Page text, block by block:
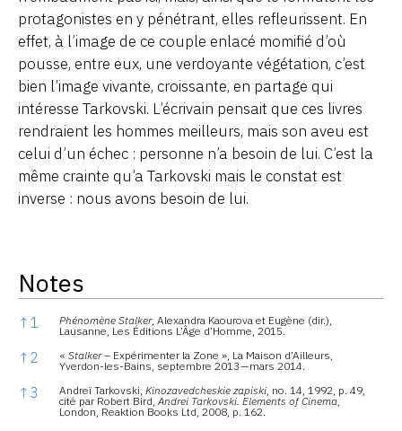
protagonistes en y pénétrant, elles refleurissent. En
effet, à l’image de ce couple enlacé momifié d’où
pousse, entre eux, une verdoyante végétation, c’est
bien l’image vivante, croissante, en partage qui
intéresse Tarkovski. L’écrivain pensait que ces livres
rendraient les hommes meilleurs, mais son aveu est
celui d’un échec : personne n’a besoin de lui. C’est la
même crainte qu’a Tarkovski mais le constat est
inverse : nous avons besoin de lui.
Notes
Notes
↑ 1 Phénomène Stalker, Alexandra Kaourova et Eugène (dir.),
Lausanne, Les Éditions L’Âge d’Homme, 2015.
↑ 2 « Stalker– Expérimenter la Zone », La Maison d’Ailleurs,
Yverdon-les-Bains, septembre 2013 — mars 2014.
↑ 3 Andreï Tarkovski, Kinozavedcheskie zapiski, no. 14, 1992, p. 49,
cité par Robert Bird, Andrei Tarkovski. Elements of Cinema,
London, Reaktion Books Ltd, 2008, p. 162.